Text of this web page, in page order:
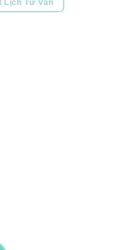
Lịch Tư Vấn